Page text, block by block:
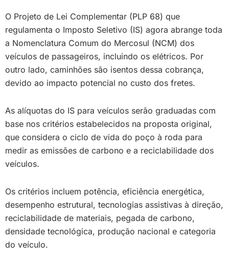
O Projeto de Lei Complementar (PLP 68) que
regulamenta o Imposto Seletivo (IS) agora abrange toda
a Nomenclatura Comum do Mercosul (NCM) dos
veículos de passageiros, incluindo os elétricos. Por
outro lado, caminhões são isentos dessa cobrança,
devido ao impacto potencial no custo dos fretes.
As alíquotas do IS para veículos serão graduadas com
base nos critérios estabelecidos na proposta original,
que considera o ciclo de vida do poço à roda para
medir as emissões de carbono e a reciclabilidade dos
veículos.
Os critérios incluem potência, eficiência energética,
desempenho estrutural, tecnologias assistivas à direção,
reciclabilidade de materiais, pegada de carbono,
densidade tecnológica, produção nacional e categoria
do veículo.